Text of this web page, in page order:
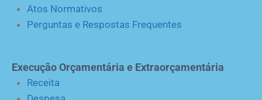
Atos Normativos
Perguntas e Respostas Frequentes
Execução Orçamentária e Extraorçamentária
Receita